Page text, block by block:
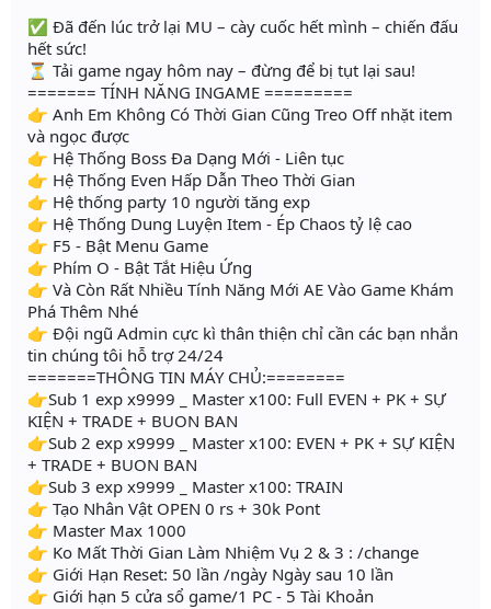
✅ Đã đến lúc trở lại MU – cày cuốc hết mình – chiến đấu
hết sức!
⏳ Tải game ngay hôm nay – đừng để bị tụt lại sau!
======= TÍNH NĂNG INGAME =========
👉 Anh Em Không Có Thời Gian Cũng Treo Off nhặt item
và ngọc được
👉 Hệ Thống Boss Đa Dạng Mới - Liên tục
👉 Hệ Thống Even Hấp Dẫn Theo Thời Gian
👉 Hệ thống party 10 người tăng exp
👉 Hệ Thống Dung Luyện Item - Ép Chaos tỷ lệ cao
👉 F5 - Bật Menu Game
👉 Phím O - Bật Tắt Hiệu Ứng
👉 Và Còn Rất Nhiều Tính Năng Mới AE Vào Game Khám
Phá Thêm Nhé
👉 Đội ngũ Admin cực kì thân thiện chỉ cần các bạn nhắn
tin chúng tôi hỗ trợ 24/24
=======THÔNG TIN MÁY CHỦ:========
👉Sub 1 exp x9999 _ Master x100: Full EVEN + PK + SỰ
KIỆN + TRADE + BUON BAN
👉Sub 2 exp x9999 _ Master x100: EVEN + PK + SỰ KIỆN
+ TRADE + BUON BAN
👉Sub 3 exp x9999 _ Master x100: TRAIN
👉 Tạo Nhân Vật OPEN 0 rs + 30k Pont
👉 Master Max 1000
👉 Ko Mất Thời Gian Làm Nhiệm Vụ 2 & 3 : /change
👉 Giới Hạn Reset: 50 lần /ngày Ngày sau 10 lần
👉 Giới hạn 5 cửa sổ game/1 PC - 5 Tài Khoản